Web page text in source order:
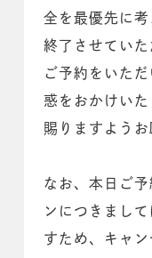
全を最優先に
終了させていた
ご予約をいた
惑をおかけい
賜りますようお
なお、本日ご
ンにつきまし
すため、キャ